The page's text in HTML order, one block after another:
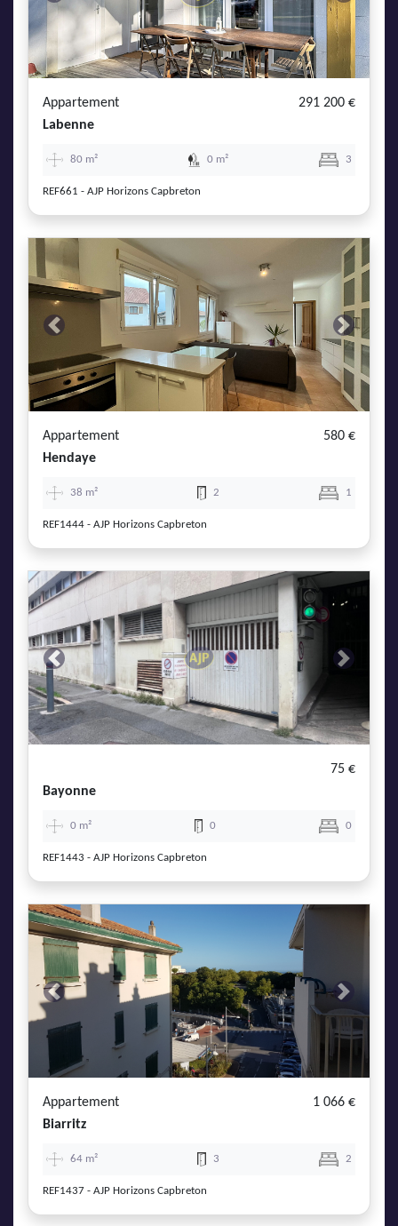
Appartement
291 200 €
Labenne
80 m² 0 m² 3
REF661 - AJP Horizons Capbreton
Previous Next
Appartement
580 €
Hendaye
38 m² 2 1
REF1444 - AJP Horizons Capbreton
Previous Next
75 €
Bayonne
0 m² 0 0
REF1443 - AJP Horizons Capbreton
Previous Next
Appartement
1 066 €
Biarritz
64 m² 3 2
REF1437 - AJP Horizons Capbreton